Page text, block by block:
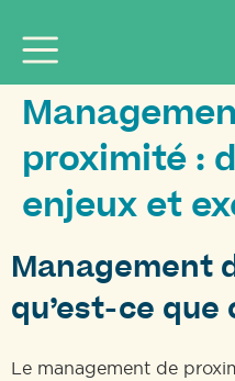
proximité :
enjeux et
Management
qu’est-ce que
Le management de